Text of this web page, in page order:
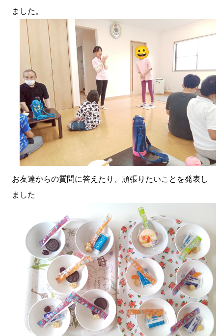
ました。
お友達からの質問に答えたり、頑張りたいことを発表し
ました